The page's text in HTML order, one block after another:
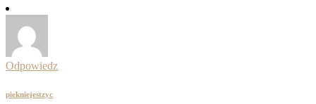
Odpowiedz
piekniejestzyc